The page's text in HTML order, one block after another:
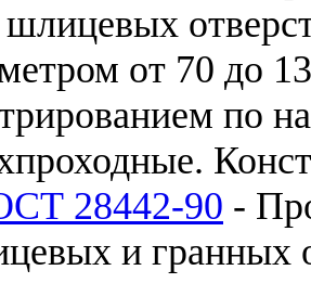
шлицевых
от 70 до
по
28442-90 -
и гранных